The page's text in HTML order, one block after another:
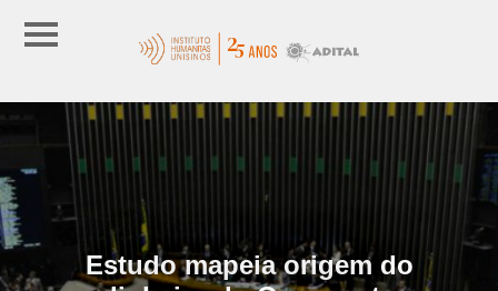
Estudo mapeia origem do